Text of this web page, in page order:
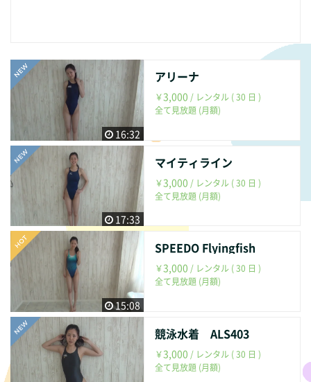
16:32
アリーナ
￥3,000 / レンタル ( 30 日 )
全て見放題 (月額)
17:33
マイティライン
￥3,000 / レンタル ( 30 日 )
全て見放題 (月額)
15:08
SPEEDO Flyingfish
￥3,000 / レンタル ( 30 日 )
全て見放題 (月額)
競泳水着 ALS403
￥3,000 / レンタル ( 30 日 )
全て見放題 (月額)